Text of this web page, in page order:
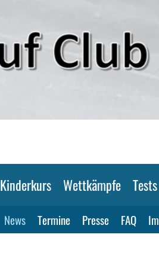
Kinderkurs Wettkämpfe Tests
News Termine Presse FAQ